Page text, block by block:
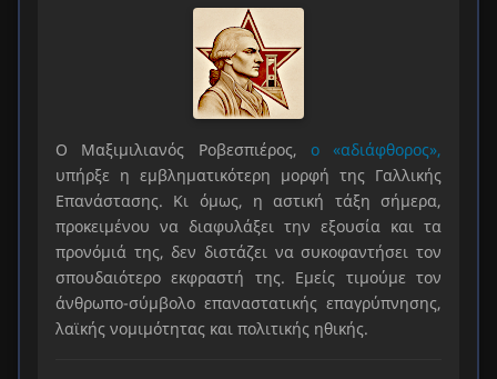
Ο Μαξιμιλιανός Ροβεσπιέρος, ο «αδιάφθορος»,
υπήρξε η εμβληματικότερη μορφή της Γαλλικής
Επανάστασης. Κι όμως, η αστική τάξη σήμερα,
προκειμένου να διαφυλάξει την εξουσία και τα
προνόμιά της, δεν διστάζει να συκοφαντήσει τον
σπουδαιότερο εκφραστή της. Εμείς τιμούμε τον
άνθρωπο-σύμβολο επαναστατικής επαγρύπνησης,
λαϊκής νομιμότητας και πολιτικής ηθικής.